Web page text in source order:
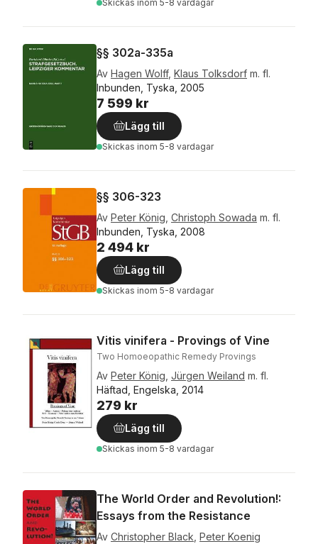
Skickas inom 5-8 vardagar
§§ 302a-335a
Av Hagen Wolff, Klaus Tolksdorf m. fl.
Inbunden, Tyska, 2005
7 599 kr
Lägg till
Skickas inom 5-8 vardagar
§§ 306-323
Av Peter König Christoph Sowada m. fl.
Inbunden, Tyska, 2008
2 494 kr
Lägg till
Skickas inom 5-8 vardagar
Vitis vinifera - Provings of Vine
Two Homoeopathic Remedy Provings
Av Peter König Jürgen Weiland m. fl.
Häftad, Engelska, 2014
279 kr
Lägg till
Skickas inom 5-8 vardagar
The World Order and Revolution!:
Essays from the Resistance
Av Christopher Black Peter Koenig